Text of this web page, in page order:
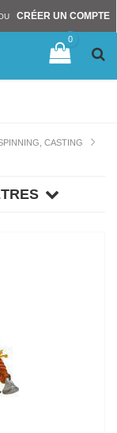
CRÉER UN COMPTE
0
CASTING